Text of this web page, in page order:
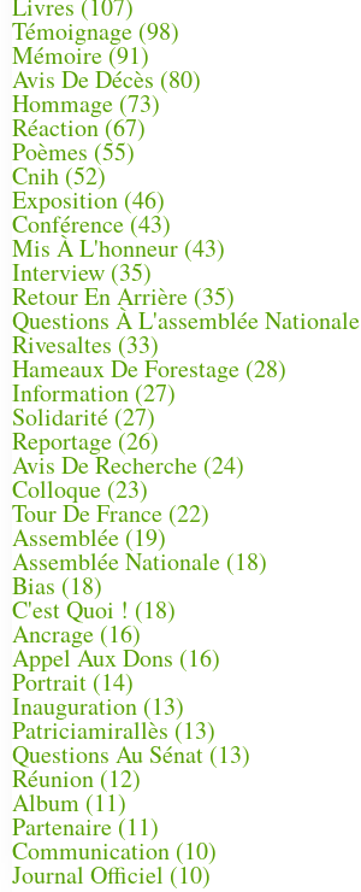
Livres (107)
Témoignage (98)
Mémoire (91)
Avis De Décès (80)
Hommage (73)
Réaction(67)
Poèmes (55)
Cnih (52)
Exposition (46)
Conférence(43)
Mis À L'honneur (43)
Interview (35)
Retour En Arrière (35)
Questions À L'assemblée Nationale
Rivesaltes (33)
Hameaux De Forestage (28)
Information (27)
Solidarité (27)
Reportage (26)
Avis De Recherche (24)
Colloque (23)
Tour De France (22)
Assemblée (19)
Assemblée Nationale (18)
Bias (18)
C'est Quoi ! (18)
Ancrage (16)
Appel Aux Dons (16)
Portrait (14)
Inauguration (13)
Patriciamirallès (13)
Questions Au Sénat(13)
Réunion (12)
Album (11)
Partenaire(11)
Communication (10)
Journal Officiel (10)